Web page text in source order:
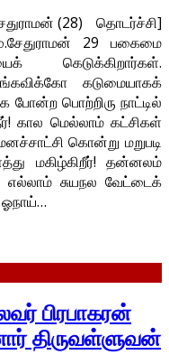
(28) தொடர்ச்சி]
29 பகைமை
கெடுக்கிறார்கள்.
கடுமையாகக்
பொற்றிரு நாட்டில்
கால மெல்லாம் கட்சிகள்
கொன்று மறுபடி
மகிழ்கிறீர்! தன்னலம்
சுயநல வேட்டைக்
ஓநாய்…
பிரபாகரன்
திருவள்ளுவன்